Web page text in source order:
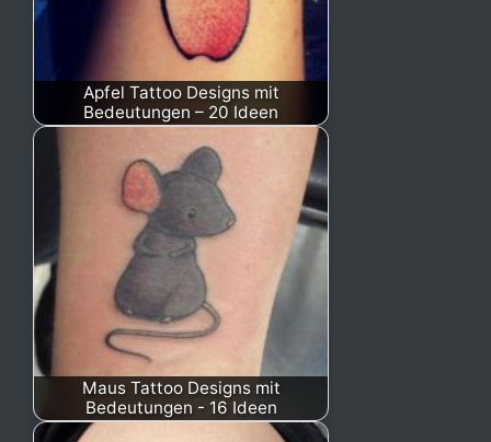
Apfel Tattoo Designs mit
Bedeutungen – 20 Ideen
Maus Tattoo Designs mit
Bedeutungen - 16 Ideen